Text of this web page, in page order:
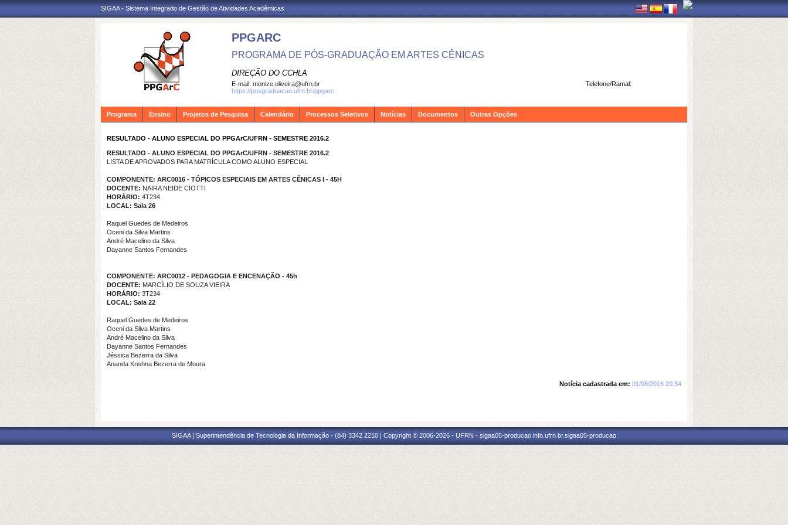
SIGAA - Sistema Integrado de Gestão de Atividades Acadêmicas
PPGARC
PROGRAMA DE PÓS-GRADUAÇÃO EM ARTES CÊNICAS
DIREÇÃO DO CCHLA
Telefone/Ramal:
E-mail: monize.oliveira@ufrn.br
https://posgraduacao.ufrn.br/ppgarc
Programa Ensino Projetos de Pesquisa Calendário Processos Seletivos Notícias Documentos Outras Opções
RESULTADO - ALUNO ESPECIAL DO PPGArC/UFRN - SEMESTRE 2016.2
RESULTADO - ALUNO ESPECIAL DO PPGArC/UFRN - SEMESTRE 2016.2
LISTA DE APROVADOS PARA MATRÍCULA COMO ALUNO ESPECIAL
COMPONENTE: ARC0016 - TÓPICOS ESPECIAIS EM ARTES CÊNICAS I - 45H
DOCENTE: NAIRA NEIDE CIOTTI
HORÁRIO: 4T234
LOCAL: Sala 26
Raquel Guedes de Medeiros
Oceni da Silva Martins
André Macelino da Silva
Dayanne Santos Fernandes
COMPONENTE: ARC0012 - PEDAGOGIA E ENCENAÇÃO - 45h
DOCENTE: MARCÍLIO DE SOUZA VIEIRA
HORÁRIO: 3T234
LOCAL: Sala 22
Raquel Guedes de Medeiros
Oceni da Silva Martins
André Macelino da Silva
Dayanne Santos Fernandes
Jéssica Bezerra da Silva
Ananda Krishna Bezerra de Moura
Notícia cadastrada em: 01/08/2016 20:34
SIGAA | Superintendência de Tecnologia da Informação - (84) 3342 2210 | Copyright © 2006-2026 - UFRN - sigaa05-producao.info.ufrn.br.sigaa05-producao